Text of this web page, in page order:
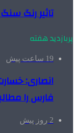
تاثیر رنگ
پربازدید هفته
19 ساعت پیش
انصاری:
فارس را
2 روز پیش